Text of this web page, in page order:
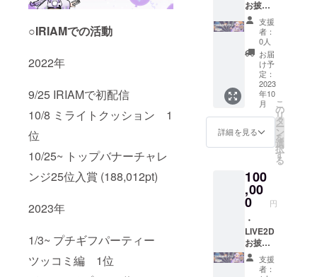
○IRIAMでの活動
2022年
9/25 IRIAMで初配信
10/8 ミライトクッション 1
位
10/25~ トップバナーチャレ
ンジ25位入賞 (188,012pt)
2023年
1/3~ プチギフパーティー
ツッコミ編 1位
ファン
ディン
グ開始
後にご
依頼す
る予定
プリン
ト代は
支援者
様のご
なりま
す ※3 缶
個 商品
サイズ:
38mm
材等: 円
形クリ
ア/安全
ピン デ
ザイ
ニ：セ
ブンイ
レブ
ン・
ファミ
リー
マー
ト・
ローソ
ン・ポ
プラグ
ループ
配布方
法：
メール
にてご
連絡 デ
ザイン
はクラ
ウド
ファン
画にて
掲載 備
考に掲
載され
たいお
名前を
ご記載
くださ
（ニッ
クネー
ム可、
のは不
可） ※2
ネット
プリン
ト(L版)
対応コ
ンビ
ニ：セ
ブンイ
お披露
目配信
＆動画
内でお
名前の
記載&お
名前呼
び ・
ネット
プリン
ト ・缶
バッチ
・新衣
装アク
ハンカ
チ ・式
神君箸
置き ※1
配信＆
アーカ
イブ動
画にて
掲載 備
支援
者：
0人
お届
け予
定：
2023
年10
月
詳細を見る
こ
の
リ
タ
ー
ン
を
選
択
す
る
100
,00
0 円
・
LIVE2D
お披露
目配信
＆動画
支援
者：